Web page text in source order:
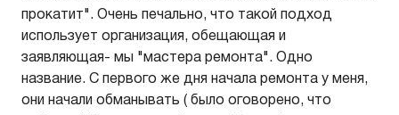
прокатит". Очень печально, что такой подход
использует организация, обещающая и
заявляющая- мы "мастера ремонта". Одно
название. С первого же дня начала ремонта у меня,
они начали обманывать ( было оговорено, что